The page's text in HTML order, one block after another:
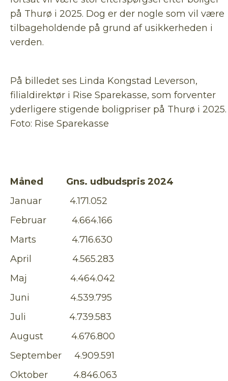
på Thurø i 2025. Dog er der nogle som vil være
tilbageholdende på grund af usikkerheden i
verden.
På billedet ses Linda Kongstad Leverson,
filialdirektør i Rise Sparekasse, som forventer
yderligere stigende boligpriser på Thurø i 2025.
Foto: Rise Sparekasse
Måned Gns. udbudspris 2024
Januar 4.171.052
Februar 4.664.166
Marts 4.716.630
April 4.565.283
Maj 4.464.042
Juni 4.539.795
Juli 4.739.583
August 4.676.800
September 4.909.591
Oktober 4.846.063